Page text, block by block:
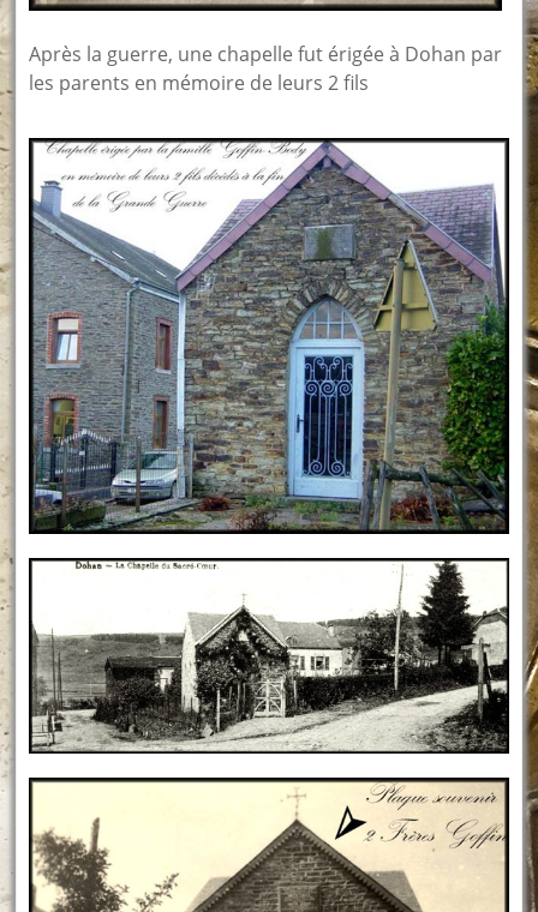
Après la guerre, une chapelle fut érigée à Dohan par
les parents en mémoire de leurs 2 fils